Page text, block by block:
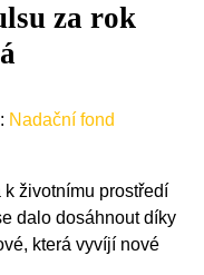
za rok
: Nadační fond
životnímu prostředí
dalo dosáhnout díky
která vyvíjí nové